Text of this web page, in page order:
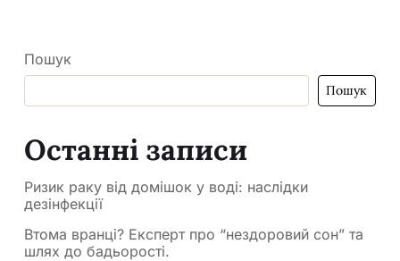
Пошук
Пошук
Останні записи
Ризик раку від домішок у воді: наслідки
дезінфекції
Втома вранці? Експерт про “нездоровий сон” та
шлях до бадьорості.